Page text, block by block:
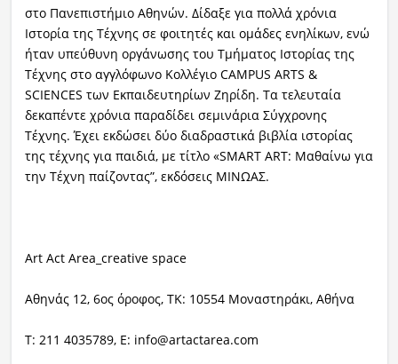
στο Πανεπιστήμιο Αθηνών. Δίδαξε για πολλά χρόνια
Ιστορία της Τέχνης σε φοιτητές και ομάδες ενηλίκων, ενώ
ήταν υπεύθυνη οργάνωσης του Τμήματος Ιστορίας της
Τέχνης στο αγγλόφωνο Κολλέγιο CAMPUS ARTS &
SCIENCES των Εκπαιδευτηρίων Ζηρίδη. Τα τελευταία
δεκαπέντε χρόνια παραδίδει σεμινάρια Σύγχρονης
Τέχνης. Έχει εκδώσει δύο διαδραστικά βιβλία ιστορίας
της τέχνης για παιδιά, με τίτλο «SMART ART: Μαθαίνω για
την Τέχνη παίζοντας”, εκδόσεις ΜΙΝΩΑΣ.
Art Act Area_creative space
Αθηνάς12, 6ος όροφος, ΤΚ: 10554 Μοναστηράκι, Αθήνα
Τ: 211 4035789, Ε: info@artactarea.com